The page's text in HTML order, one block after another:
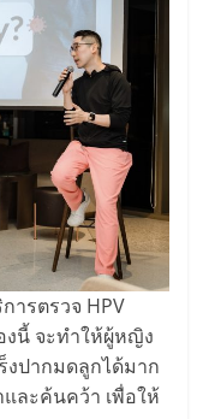
ารตรวจ HPV
งนี้ จะทำให้ผู้หญิง
งปากมดลูกได้มาก
ละค้นคว้า เพื่อให้